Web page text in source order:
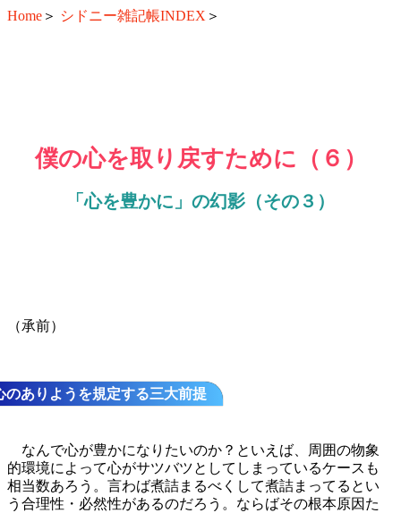
Home ＞ シドニー雑記帳INDEX ＞
僕の心を取り戻すために（６）
「心を豊かに」の幻影（その３）
（承前）
のありようを規定する三大前提
なんで心が豊かになりたいのか？といえば、周囲の物象
的環境によって心がサツバツとしてしまっているケースも
相当数あろう。言わば煮詰まるべくして煮詰まってるとい
う合理性・必然性があるのだろう。ならばその根本原因た